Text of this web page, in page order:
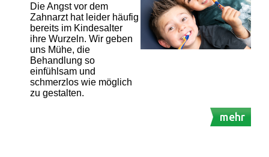
Die Angst vor dem
Zahnarzt hat leider häufig
bereits im Kindesalter
ihre Wurzeln. Wir geben
uns Mühe, die
Behandlung so
einfühlsam und
schmerzlos wie möglich
zu gestalten.
mehr